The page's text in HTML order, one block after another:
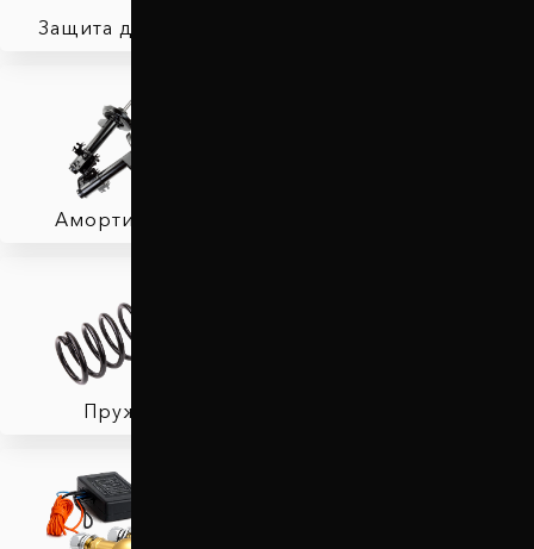
Защита двигателя
Амортизаторы
Пружины